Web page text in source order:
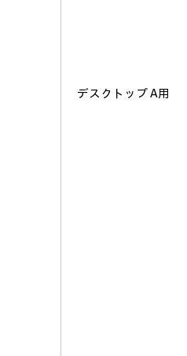
デスクトップ A用